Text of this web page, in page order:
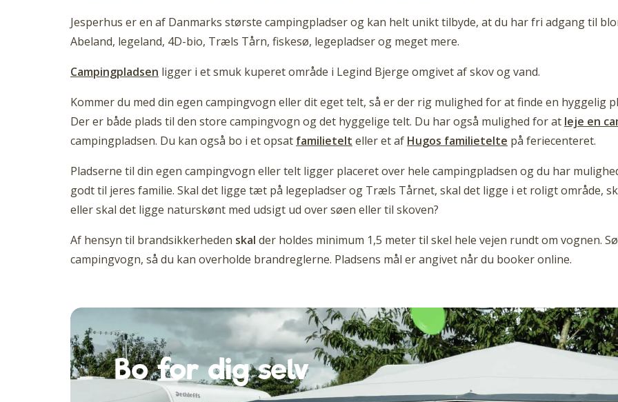
Jesperhus er en af Danmarks største campingpladser og kan helt unikt tilbyde, at du har fri adgang til
Abeland, legeland, 4D-bio, Træls Tårn, fiskesø, legepladser og meget mere.
Campingpladsen ligger i et smuk kuperet område i Legind Bjerge omgivet af skov og vand.
Kommer du med din egen campingvogn eller dit eget telt, så er der rig mulighed for at finde en hyggelig
Der er både plads til den store campingvogn og det hyggelige telt. Du har også mulighed for at leje en
campingpladsen. Du kan også bo i et opsat familietelt eller et af Hugos familietelte på feriecenteret.
Pladserne til din egen campingvogn eller telt ligger placeret over hele campingpladsen og du har
godt til jeres familie. Skal det ligge tæt på legepladser og Træls Tårnet, skal det ligge i et roligt område,
eller skal det ligge naturskønt med udsigt ud over søen eller til skoven?
Af hensyn til brandsikkerheden skal der holdes minimum 1,5 meter til skel hele vejen rundt om vognen.
campingvogn, så du kan overholde brandreglerne. Pladsens mål er angivet når du booker online.
Bo centralt